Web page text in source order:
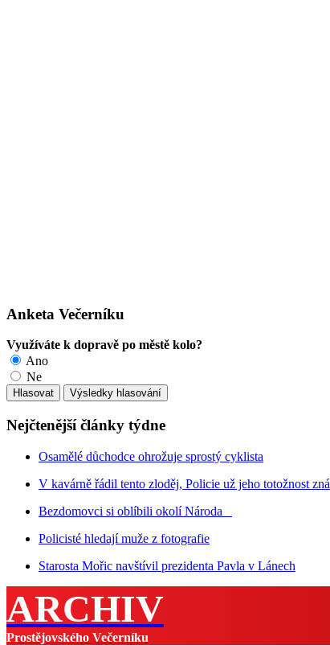
Anketa Večerníku
Využíváte k dopravě po městě kolo?
Ano
Ne
Nejčtenější články týdne
Osamělé důchodce ohrožuje sprostý cyklista
V kavárně řádil tento zloděj, Policie už jeho totožnost zná
Bezdomovci si oblíbili okolí Národa
Policisté hledají muže z fotografie
Starosta Mořic navštívil prezidenta Pavla v Lánech
ARCHIV
Prostějovského Večerníku